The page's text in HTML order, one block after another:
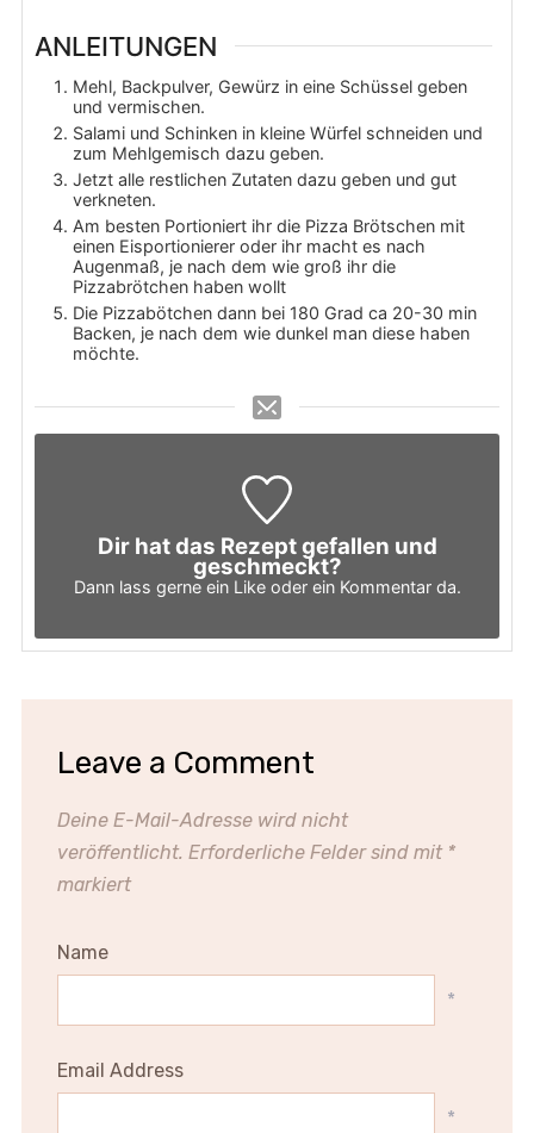
ANLEITUNGEN
Mehl, Backpulver, Gewürz in eine Schüssel geben
und vermischen.
Salami und Schinken in kleine Würfel schneiden und
zum Mehlgemisch dazu geben.
Jetzt alle restlichen Zutaten dazu geben und gut
verkneten.
Am besten Portioniert ihr die Pizza Brötschen mit
einen Eisportionierer oder ihr macht es nach
Augenmaß, je nach dem wie groß ihr die
Pizzabrötchen haben wollt
Die Pizzabötchen dann bei 180 Grad ca 20-30 min
Backen, je nach dem wie dunkel man diese haben
möchte.
Dir hat das Rezept gefallen und
geschmeckt?
Dann lass gerne ein Like oder ein Kommentar da.
Leave a Comment
Deine E-Mail-Adresse wird nicht
veröffentlicht. Erforderliche Felder sind mit *
markiert
Name
*
Email Address
*